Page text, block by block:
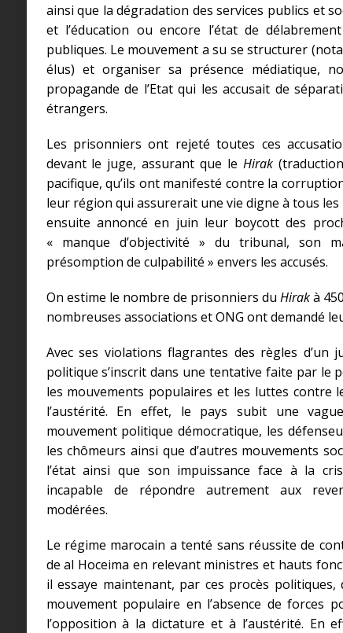
ainsi que la dégradation des services publics et
et l’éducation ou encore l’état de
publiques. Le mouvement a su se structurer
élus) et organiser sa présence médiatique,
propagande de l’Etat qui les accusait de
étrangers.
Les prisonniers ont rejeté toutes ces
devant le juge, assurant que le Hirak(traduction
pacifique, qu’ils ont manifesté contre la
leur région qui assurerait une vie digne à tous
ensuite annoncé en juin leur boycott des
« manque d’objectivité » du tribunal, son
présomption de culpabilité » envers les accusés.
On estime le nombre de prisonniers du Hirakà
nombreuses associations et ONG ont demandé
Avec ses violations flagrantes des règles d’un
politique s’inscrit dans une tentative faite par le
les mouvements populaires et les luttes contre
l’austérité. En effet, le pays subit une
mouvement politique démocratique, les
les chômeurs ainsi que d’autres mouvements
l’état ainsi que son impuissance face à la
incapable de répondre autrement aux
modérées.
Le régime marocain a tenté sans réussite de
de al Hoceima en relevant ministres et hauts
il essaye maintenant, par ces procès
mouvement populaire en l’absence de forces
l’opposition à la dictature et à l’austérité. En